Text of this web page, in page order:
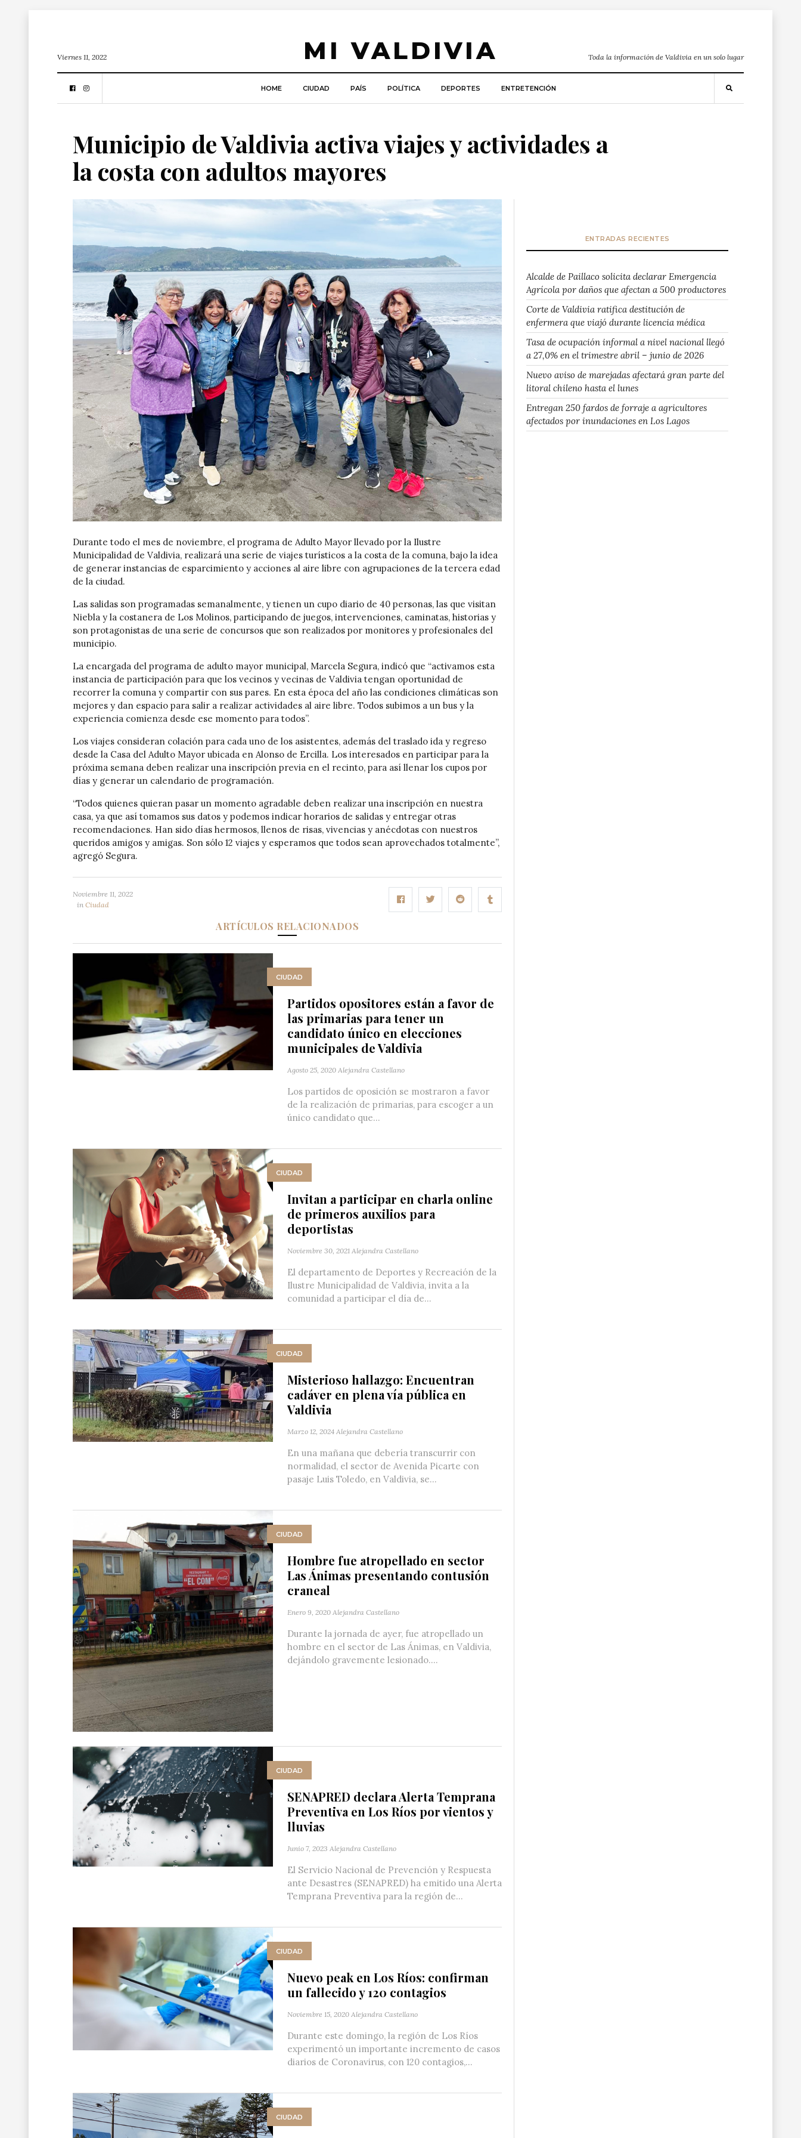
MI VALDIVIA
Viernes 11, 2022 Toda la información de Valdivia en un solo lugar
HOME CIUDAD PAÍS POLÍTICA DEPORTES ENTRETENCIÓN
Municipio de Valdivia activa viajes y actividades a
la costa con adultos mayores
Durante todo el mes de noviembre, el programa de Adulto Mayor llevado por la Ilustre
Municipalidad de Valdivia, realizará una serie de viajes turísticos a la costa de la comuna, bajo la idea
de generar instancias de esparcimiento y acciones al aire libre con agrupaciones de la tercera edad
de la ciudad.
Las salidas son programadas semanalmente, y tienen un cupo diario de 40 personas, las que visitan
Niebla y la costanera de Los Molinos, participando de juegos, intervenciones, caminatas, historias y
son protagonistas de una serie de concursos que son realizados por monitores y profesionales del
municipio.
La encargada del programa de adulto mayor municipal, Marcela Segura, indicó que “activamos esta
instancia de participación para que los vecinos y vecinas de Valdivia tengan oportunidad de
recorrer la comuna y compartir con sus pares. En esta época del año las condiciones climáticas son
mejores y dan espacio para salir a realizar actividades al aire libre. Todos subimos a un bus y la
experiencia comienza desde ese momento para todos”.
Los viajes consideran colación para cada uno de los asistentes, además del traslado ida y regreso
desde la Casa del Adulto Mayor ubicada en Alonso de Ercilla. Los interesados en participar para la
próxima semana deben realizar una inscripción previa en el recinto, para así llenar los cupos por
días y generar un calendario de programación.
“Todos quienes quieran pasar un momento agradable deben realizar una inscripción en nuestra
casa, ya que así tomamos sus datos y podemos indicar horarios de salidas y entregar otras
recomendaciones. Han sido días hermosos, llenos de risas, vivencias y anécdotas con nuestros
queridos amigos y amigas. Son sólo 12 viajes y esperamos que todos sean aprovechados totalmente”,
agregó Segura.
Noviembre 11, 2022
in Ciudad
ARTÍCULOS RELACIONADOS
CIUDAD
Partidos opositores están a favor de
las primarias para tener un
candidato único en elecciones
municipales de Valdivia
Agosto 25, 2020 Alejandra Castellano
Los partidos de oposición se mostraron a favor
de la realización de primarias, para escoger a un
único candidato que...
CIUDAD
Invitan a participar en charla online
de primeros auxilios para
deportistas
Noviembre 30, 2021 Alejandra Castellano
El departamento de Deportes y Recreación de la
Ilustre Municipalidad de Valdivia, invita a la
comunidad a participar el día de...
CIUDAD
Misterioso hallazgo: Encuentran
cadáver en plena vía pública en
Valdivia
Marzo 12, 2024 Alejandra Castellano
En una mañana que debería transcurrir con
normalidad, el sector de Avenida Picarte con
pasaje Luis Toledo, en Valdivia, se...
CIUDAD
Hombre fue atropellado en sector
Las Ánimas presentando contusión
craneal
Enero 9, 2020 Alejandra Castellano
Durante la jornada de ayer, fue atropellado un
hombre en el sector de Las Ánimas, en Valdivia,
dejándolo gravemente lesionado....
CIUDAD
SENAPRED declara Alerta Temprana
Preventiva en Los Ríos por vientos y
lluvias
Junio 7, 2023 Alejandra Castellano
El Servicio Nacional de Prevención y Respuesta
ante Desastres (SENAPRED) ha emitido una Alerta
Temprana Preventiva para la región de...
CIUDAD
Nuevo peak en Los Ríos: confirman
un fallecido y 120 contagios
Noviembre 15, 2020 Alejandra Castellano
Durante este domingo, la región de Los Ríos
experimentó un importante incremento de casos
diarios de Coronavirus, con 120 contagios,...
CIUDAD
ENTRADAS RECIENTES
Alcalde de Paillaco solicita declarar Emergencia
Agrícola por daños que afectan a 500 productores
Corte de Valdivia ratifica destitución de
enfermera que viajó durante licencia médica
Tasa de ocupación informal a nivel nacional llegó
a 27,0% en el trimestre abril – junio de 2026
Nuevo aviso de marejadas afectará gran parte del
litoral chileno hasta el lunes
Entregan 250 fardos de forraje a agricultores
afectados por inundaciones en Los Lagos